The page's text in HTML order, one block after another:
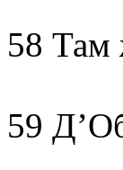
58 Там
59